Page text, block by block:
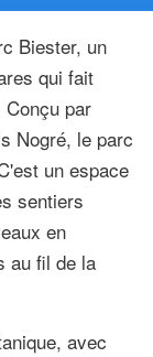
Biester, un
qui fait
par
Nogré, le parc
un espace
sentiers
en
au fil de la
avec